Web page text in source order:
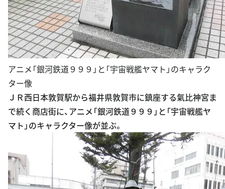
アニメ「銀河鉄道９９９」と「宇宙戦艦ヤマト」のキャラク
ター像
ＪＲ西日本敦賀駅から福井県敦賀市に鎮座する氣比神宮ま
で続く商店街に、アニメ「銀河鉄道９９９」と「宇宙戦艦ヤ
マト」のキャラクター像が並ぶ。